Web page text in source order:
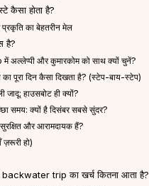
कैसा होता है?
का बेहतरीन मेल
है?
और कुमारकोम को साथ क्यों चुनें?
पूरा दिन कैसा दिखता है? (स्टेप-बाय-स्टेप)
जादू: हाउसबोट ही क्यों?
समय: क्यों है दिसंबर सबसे सुंदर?
और आरामदायक हैं?
हो)
backwater trip का खर्च कितना आता है?